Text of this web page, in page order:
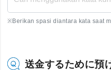
※Berikan spasi diantara kata saat
送金するために預